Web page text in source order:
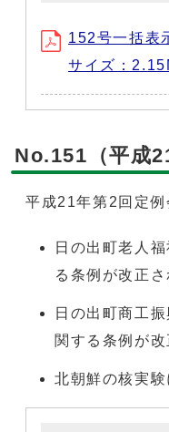
152号一括表
サイズ：
No.151（平成
平成21年第2回定例
日の出町老人
る条例が改正さ
日の出町商工
関する条例が改
北朝鮮の核実験